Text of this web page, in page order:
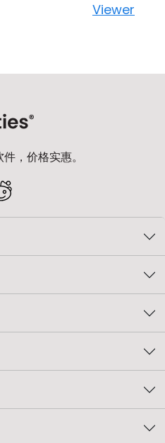
Viewer
，价格实惠。